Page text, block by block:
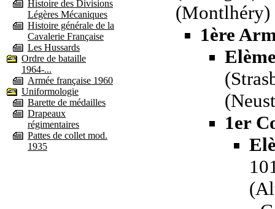
Histoire des Divisions
Légères Mécaniques
Histoire générale de la
Cavalerie Française
Les Hussards
Ordre de bataille
1964-...
Armée française 1960
Uniformologie
Barette de médailles
Drapeaux
régimentaires
Pattes de collet mod.
1935
(Montlhéry)
1ère
1er